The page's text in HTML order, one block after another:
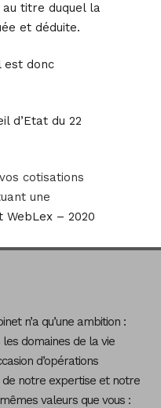
titre duquel la
et déduite.
est donc
d’Etat du 22
cotisations
une
– 2020
n’a qu’une ambition :
domaines de la vie
d’opérations
de notre expertise et notre
valeurs que vous :